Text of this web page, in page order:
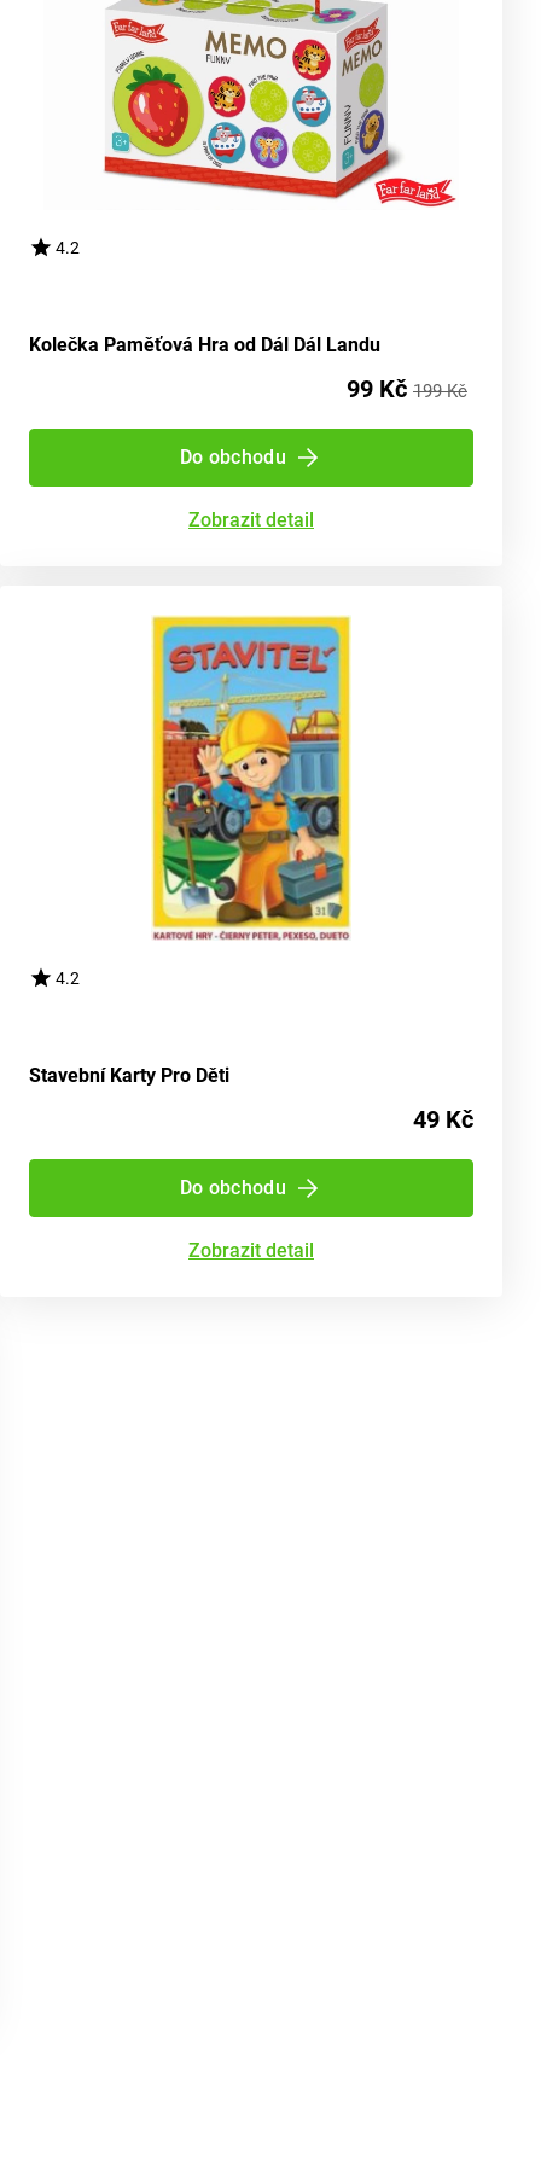
4.2
Kolečka Paměťová Hra od Dál Dál Landu
99 Kč 199 Kč
Do obchodu
Zobrazit detail
4.2
Stavební Karty Pro Děti
49 Kč
Do obchodu
Zobrazit detail